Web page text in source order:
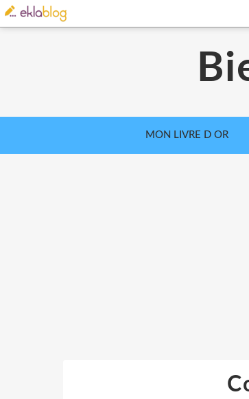
MON LIVRE D OR